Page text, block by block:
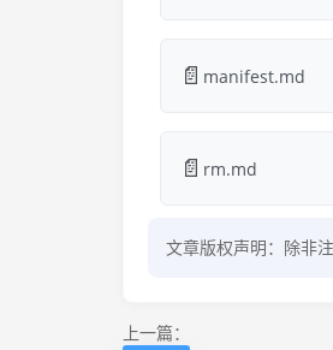
📄 manifest.md
📄 rm.md
文章版权声明：除非
上一篇：